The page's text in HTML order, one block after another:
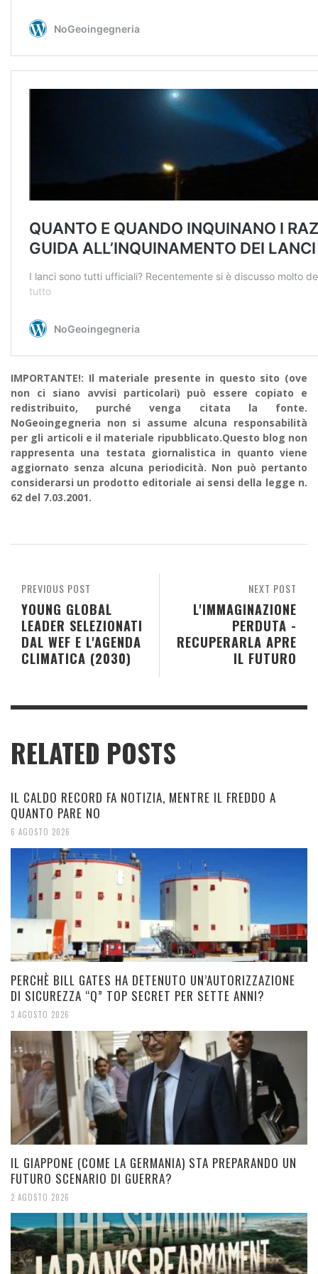
IMPORTANTE!: Il materiale presente in questo sito (ove
non ci siano avvisi particolari) può essere copiato e
redistribuito, purché venga citata la fonte.
NoGeoingegneria non si assume alcuna responsabilità
per gli articoli e il materiale ripubblicato.Questo blog non
rappresenta una testata giornalistica in quanto viene
aggiornato senza alcuna periodicità. Non può pertanto
considerarsi un prodotto editoriale ai sensi della legge n.
62 del 7.03.2001.
NEXT POST
L'IMMAGINAZIONE
PERDUTA -
RECUPERARLA APRE
IL FUTURO
PREVIOUS POST
YOUNG GLOBAL
LEADER SELEZIONATI
DAL WEF E L'AGENDA
CLIMATICA (2030)
RELATED POSTS
IL CALDO RECORD FA NOTIZIA, MENTRE IL FREDDO A
QUANTO PARE NO
6 AGOSTO 2026
PERCHÈ BILL GATES HA DETENUTO UN’AUTORIZZAZIONE
DI SICUREZZA “Q” TOP SECRET PER SETTE ANNI?
3 AGOSTO 2026
IL GIAPPONE (COME LA GERMANIA) STA PREPARANDO UN
FUTURO SCENARIO DI GUERRA?
2 AGOSTO 2026